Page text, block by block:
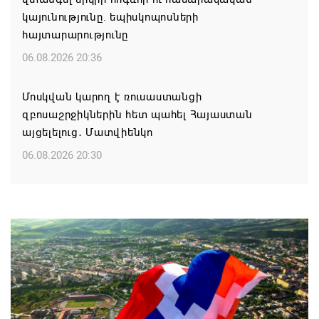
կայունությունը. եպիսկոպոսների
հայտարարությունը
06.08.2026 20:36
Մոսկվան կարող է ռուսաստանցի
զբոսաշրջիկներին հետ պահել Հայաստան
այցելելուց․ Մատվիենկո
06.08.2026 20:30
ստացել. Օվերչուկ
06.08.2026 19:03
Հայաստանյայց Առաքելական Եկեղեցու
առաջնորդը կկանգնի դատարանի առջև՝